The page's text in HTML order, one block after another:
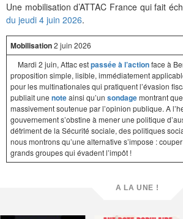
Une mobilisation d’ATTAC France qui fait
du jeudi 4 juin 2026.
Mobilisation2 juin 2026
Mardi 2 juin, Attac estpassée à l’actionface à
proposition simple, lisible, immédiatement
pour les multinationales qui pratiquent l’évasion
publiait une noteainsi qu’un sondagemontrant
massivement soutenue par l’opinion publique. A
gouvernement s’obstine à mener une politique
détriment de la Sécurité sociale, des politiques
nous montrons qu’une alternative s’impose :
grands groupes qui évadent l’impôt !
A LA UNE !